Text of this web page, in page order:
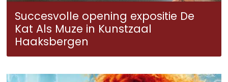
Succesvolle opening expositie De
Kat Als Muze in Kunstzaal
Haaksbergen